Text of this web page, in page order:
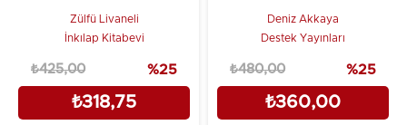
Zülfü Livaneli
İnkılap Kitabevi
₺318,75
₺425,00 %25
Deniz Akkaya
Destek Yayınları
₺360,00
₺480,00 %25